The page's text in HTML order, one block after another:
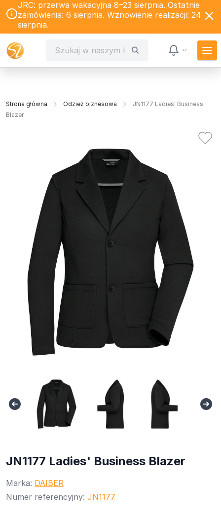
JRC: przerwa wakacyjna 8–23 sierpnia. Ostatnie
zamówienia: 6 sierpnia. Wznowienie realizacji: 24
sierpnia.
Strona główna Odzież biznesowa
JN1177 Ladies' Business
Blazer
JN1177 Ladies' Business Blazer
Marka: DAIBER
Numer referencyjny: JN1177